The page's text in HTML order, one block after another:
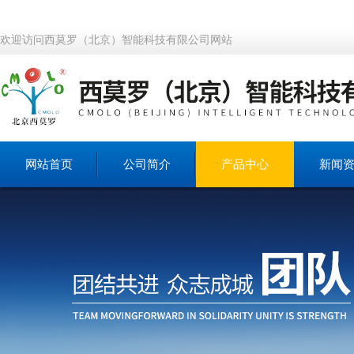
欢迎访问西莫罗（北京）智能科技有限公司网站
网站首页 公司简介 产品中心 新闻